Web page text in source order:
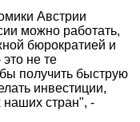
Австрии
можно работать,
бюрократией и
не те
получить быструю
инвестиции,
стран", -